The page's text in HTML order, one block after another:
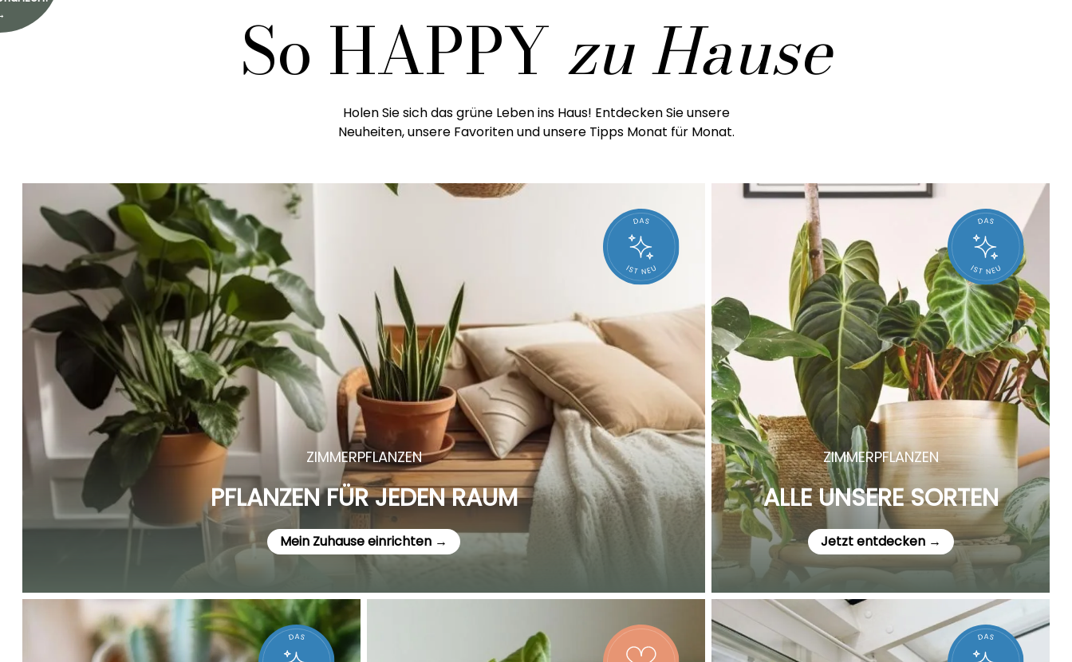
So HAPPYzu Hause
Holen Sie sich das grüne Leben ins Haus! Entdecken Sie unsere
Neuheiten, unsere Favoriten und unsere Tipps Monat für Monat.
ZIMMERPFLANZEN
PFLANZEN FÜR JEDEN RAUM
Mein Zuhause einrichten →
ZIMMERPFLANZEN
ALLE UNSERE SORTEN
Jetzt entdecken →